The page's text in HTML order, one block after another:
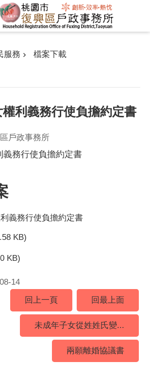
服務 檔案下載
利義務行使負擔約定書
戶政事務所
義務行使負擔約定書
義務行使負擔約定書
KB)
KB)
14
回上一頁
回最上面
未成年子女從姓姓氏變...
兩願離婚協議書